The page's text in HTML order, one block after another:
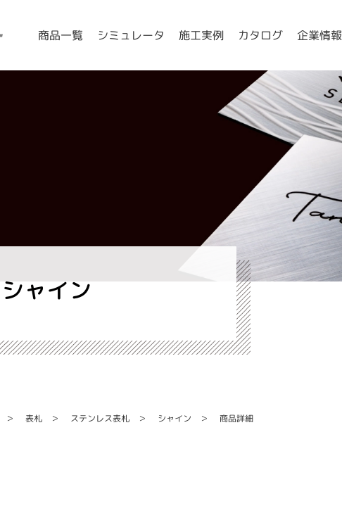
商品一覧 シミュレータ 施工実例 カタログ 企業情報
シャイン
表札 ステンレス表札 シャイン 商品詳細